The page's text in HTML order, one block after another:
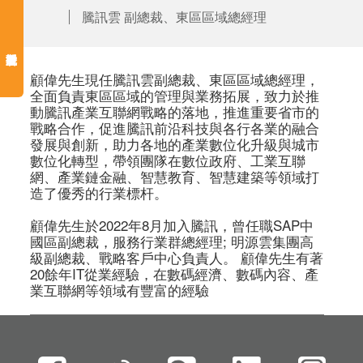
騰訊雲 副總裁、東區區域總經理
顧偉先生現任騰訊雲副總裁、東區區域總經理，
全面負責東區區域的管理與業務拓展，致力於推
動騰訊產業互聯網戰略的落地，推進重要省市的
戰略合作，促進騰訊前沿科技與各行各業的融合
發展與創新，助力各地的產業數位化升級與城市
數位化轉型，帶領團隊在數位政府、工業互聯
網、產業鏈金融、智慧教育、智慧建築等領域打
造了優秀的行業標杆。
顧偉先生於2022年8月加入騰訊，曾任職SAP中
國區副總裁，服務行業群總經理; 明源雲集團高
級副總裁、戰略客戶中心負責人。 顧偉先生有著
20餘年IT從業經驗，在數碼經濟、數碼內容、產
業互聯網等領域有豐富的經驗